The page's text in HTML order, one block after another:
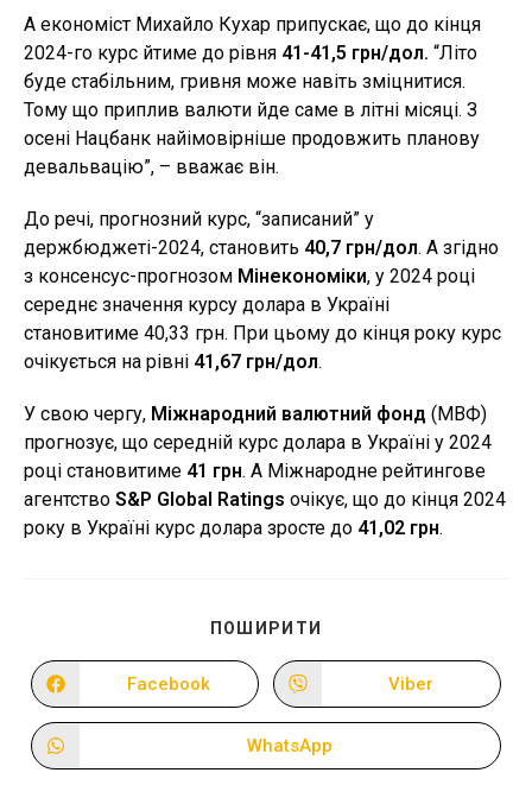
А економіст Михайло Кухар припускає, що до кінця
2024-го курс йтиме до рівня 41-41,5 грн/дол. “Літо
буде стабільним, гривня може навіть зміцнитися.
Тому що приплив валюти йде саме в літні місяці. З
осені Нацбанк найімовірніше продовжить планову
девальвацію”, – вважає він.
До речі, прогнозний курс, “записаний” у
держбюджеті-2024, становить 40,7 грн/дол. А згідно
з консенсус-прогнозом Мінекономіки, у 2024 році
середнє значення курсу долара в Україні
становитиме 40,33 грн. При цьому до кінця року курс
очікується на рівні 41,67 грн/дол.
У свою чергу, Міжнародний валютний фонд (МВФ)
прогнозує, що середній курс долара в Україні у 2024
році становитиме 41 грн. А Міжнародне рейтингове
агентство S&P Global Ratings очікує, що до кінця 2024
року в Україні курс долара зросте до 41,02 грн.
ПОШИРИТИ
ВМІСТОМ
Відкрити
в
новому
Facebook
Відкрити
в
новому
Viber
Відкрити
в
WhatsApp